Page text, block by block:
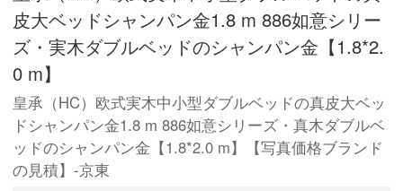
皮大ベッドシャンパン金1.8 m 886如意シリー
ズ・実木ダブルベッドのシャンパン金【1.8*2.
0 m】
皇承（HC）欧式実木中小型ダブルベッドの真皮大ベッ
ドシャンパン金1.8 m 886如意シリーズ・真木ダブルベ
ッドのシャンパン金【1.8*2.0 m】【写真価格ブランド
の見積】-京東